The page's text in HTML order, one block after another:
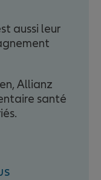
aussi leur
Allianz
santé